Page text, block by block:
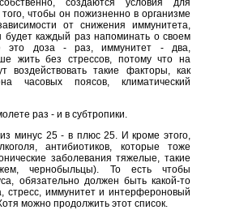
чтобы он пожизненно в организме
от снижения иммунитета,
каждый раз напоминать о своем
это доза - раз, иммунитет - два,
жить без стрессов, потому что на
воздействовать такие факторы, как
часовых поясов, климатический
раз - и в субтропики.
минус 25 - в плюс 25. И кроме этого,
антибиотиков, которые тоже
заболевания тяжелые, такие
чернобыльцы). То есть чтобы
обязательно должен быть какой-то
стресс, иммунитет и интерфероновый
можно продолжить этот список.